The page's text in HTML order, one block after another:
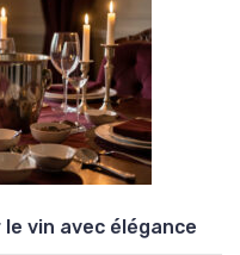
vin avec élégance